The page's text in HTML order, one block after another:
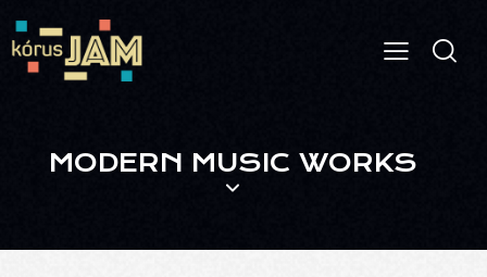
MODERN MUSIC WORKS